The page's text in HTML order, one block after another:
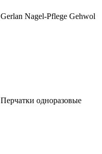
Gerlan Nagel-Pflege Gehwol
Перчатки одноразовые